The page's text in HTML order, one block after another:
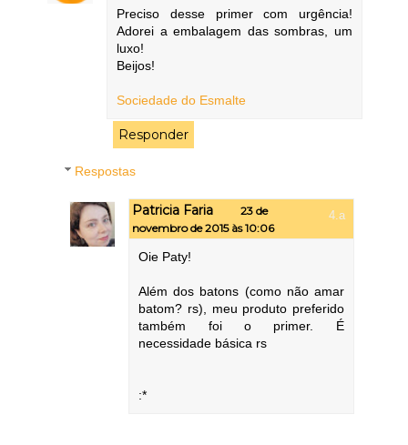
Preciso desse primer com urgência!
Adorei a embalagem das sombras, um
luxo!
Beijos!
Sociedade do Esmalte
Responder
Respostas
Patricia Faria
23 de
novembro de 2015 às 10:06
Oie Paty!
Além dos batons (como não amar
batom? rs), meu produto preferido
também foi o primer. É
necessidade básica rs
:*